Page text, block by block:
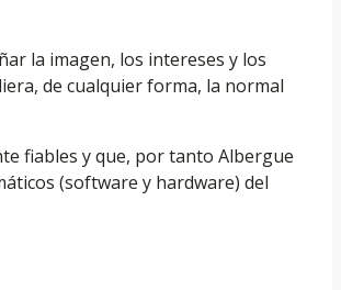
la imagen, los intereses y los
de cualquier forma, la normal
fiables y que, por tanto Albergue
(software y hardware) del